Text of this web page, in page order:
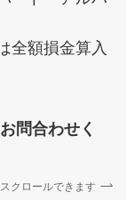
全額損金算入
問合わせく
スクロールできます